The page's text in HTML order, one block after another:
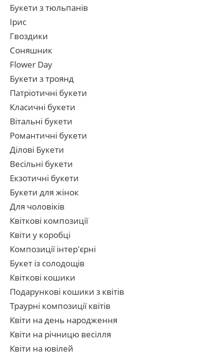
Букети з тюльпанів
Ірис
Гвоздики
Соняшник
Flower Day
Букети з троянд
Патріотичні букети
Класичні букети
Вітальні букети
Романтичні букети
Ділові Букети
Весільні букети
Екзотичні букети
Букети для жінок
Для чоловіків
Квіткові композиції
Квіти у коробці
Композиції інтер'єрні
Букет із солодощів
Квіткові кошики
Подарункові кошики з квітів
Траурні композиції квітів
Квіти на день народження
Квіти на річницю весілля
Квіти на ювілей